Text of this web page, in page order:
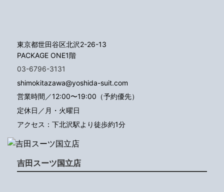
東京都世田谷区北沢2-26-13
PACKAGE ONE1階
03-6796-3131
shimokitazawa@yoshida-suit.com
営業時間／12:00〜19:00（予約優先）
定休日／月・火曜日
アクセス：下北沢駅より徒歩約1分
吉田スーツ国立店